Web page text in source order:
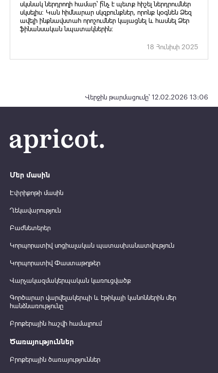
սկսնակ ներդրողի համար՝ ի՞նչ է պետք հիշել ներդրումներ
սկսելիս։ Կան հիմնարար սկզբունքներ, որոնք կօգնեն Ձեզ
ավելի ինքնավստահ որոշումներ կայացնել և հասնել Ձեր
ֆինանսական նպատակներին։
18 Հունիսի 2025
Վերջին թարմացումը՝ 12.02.2026 13:06
Մեր մասին
Էփրիքոթի մասին
Ղեկավարություն
Բաժնետերեր
Կորպորատիվ սոցիալական պատասխանատվություն
Կորպորատիվ Փաստաթղթեր
Վարչակազմակերպական կառուցվածք
Գործարար վարվելակերպի և էթիկայի կանոններին մեր
հանձնառությունը
Բրոքերային հաշվի համալրում
Ծառայություններ
Բրոքերային ծառայություններ